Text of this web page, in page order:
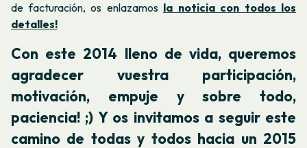
de facturación, os enlazamos la noticia con todos los
detalles!
Con este 2014 lleno de vida, queremos
agradecer vuestra participación,
motivación, empuje y sobre todo,
paciencia! ;) Y os invitamos a seguir este
camino de todas y todos hacia un 2015